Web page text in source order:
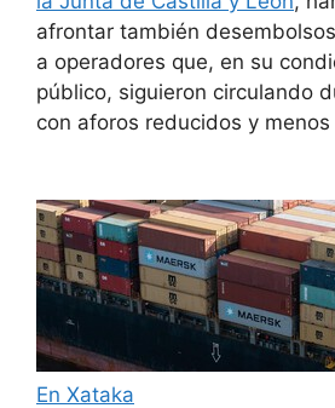
afrontar también
a operadores que, en su
público, siguieron circulando
con aforos reducidos y
En Xataka